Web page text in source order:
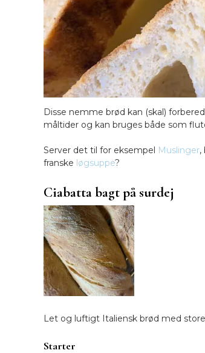
Disse nemme brød kan (skal)
måltider og kan bruges både som
Server det til for eksempel Muslinger,
franske løgsuppe?
Ciabatta bagt på surdej
Let og luftigt Italiensk brød med
Starter